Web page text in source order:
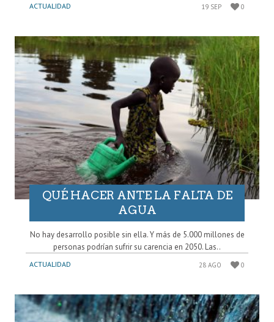
ACTUALIDAD 19 SEP 0
QUÉ HACER ANTE LA FALTA DE
AGUA
No hay desarrollo posible sin ella. Y más de 5.000 millones de
personas podrían sufrir su carencia en 2050. Las..
ACTUALIDAD 28 AGO 0